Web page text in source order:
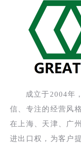
成立于2004年
信、专注的经营风
在上海、天津、广
进出口权，为客户